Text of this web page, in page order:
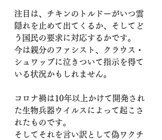
注目は、チキンのトルドーがいつ雲
隠れを止めて出てくるか、そしてど
う国民の要求に対応するかです。
今は親分のファシスト、クラウス・
シュワッブに泣きついて指示を得て
いる状況かもしれません。
コロナ禍は10年以上かけて開発され
た生物兵器ウイルスによって起こさ
れたものです。
そしてそれを言い訳として偽ワクチ